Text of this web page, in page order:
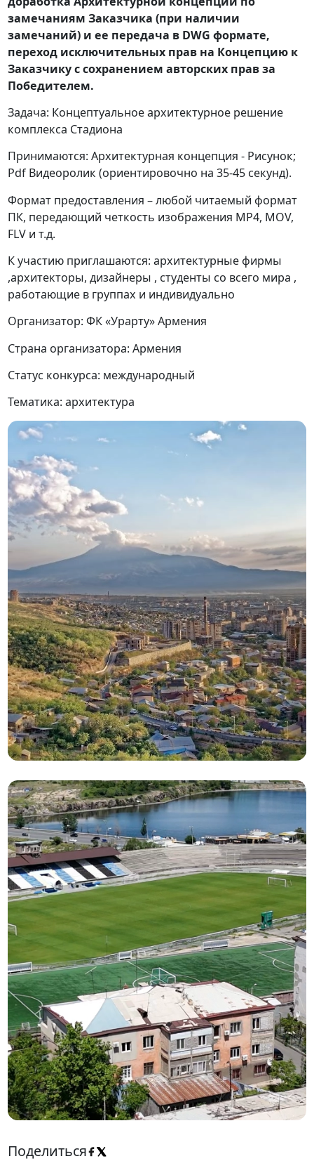
замечаниям Заказчика (при наличии
замечаний) и ее передача в DWG формате,
переход исключительных прав на Концепцию к
Заказчику с сохранением авторских прав за
Победителем.
Задача: Концептуальное архитектурное решение
комплекса Стадиона
Принимаются: Архитектурная концепция - Рисунок;
Pdf Видеоролик (ориентировочно на 35-45 секунд).
Формат предоставления – любой читаемый формат
ПК, передающий четкость изображения MP4, MOV,
FLV и т.д.
К участию приглашаются: архитектурные фирмы
,архитекторы, дизайнеры , студенты со всего мира ,
работающие в группах и индивидуально
Организатор: ФК «Урарту» Армения
Страна организатора: Армения
Статус конкурса: международный
Тематика: архитектура
Поделиться